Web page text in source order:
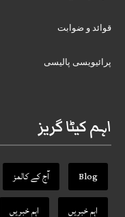
قوائد و ضوابت
پرائیویسی پالیسی
اہم کیٹا گریز
Blog آج کے کالمز
اہم خبریں
اہم خبریں